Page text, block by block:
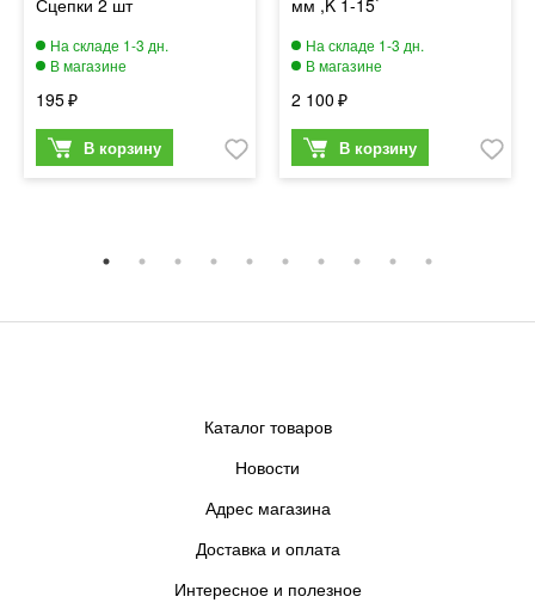
Сцепки 2 шт
195
мм ,K 1-15`
2 100
Каталог товаров
Новости
Адрес магазина
Доставка и оплата
Интересное и полезное